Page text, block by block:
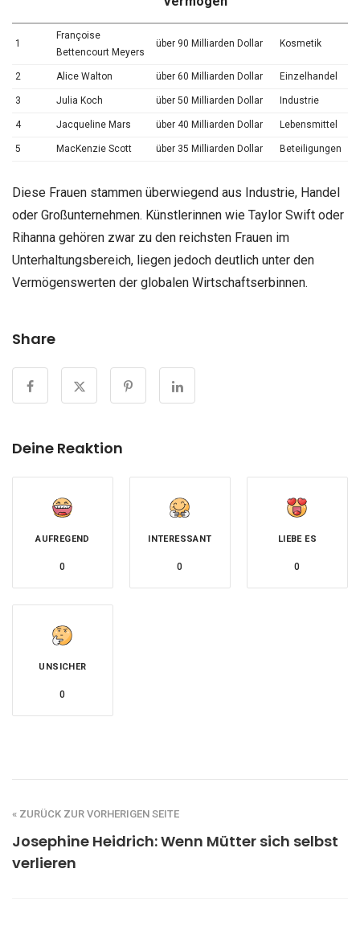
1
Françoise
Bettencourt Meyers
über 90 Milliarden Dollar Kosmetik
2 Alice Walton über 60 Milliarden Dollar Einzelhandel
3 Julia Koch über 50 Milliarden Dollar Industrie
4 Jacqueline Mars über 40 Milliarden Dollar Lebensmittel
5 MacKenzie Scott über 35 Milliarden Dollar Beteiligungen
Diese Frauen stammen überwiegend aus Industrie, Handel
oder Großunternehmen. Künstlerinnen wie Taylor Swift oder
Rihanna gehören zwar zu den reichsten Frauen im
Unterhaltungsbereich, liegen jedoch deutlich unter den
Vermögenswerten der globalen Wirtschaftserbinnen.
Share
Deine Reaktion
AUFREGEND
0
INTERESSANT
0
LIEBE ES
0
UNSICHER
0
« ZURÜCK ZUR VORHERIGEN SEITE
Josephine Heidrich: Wenn Mütter sich selbst
verlieren